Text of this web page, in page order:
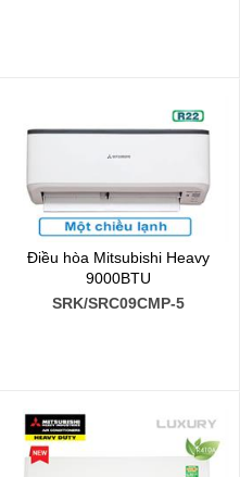
Điều hòa Mitsubishi Heavy
9000BTU
SRK/SRC09CMP-5